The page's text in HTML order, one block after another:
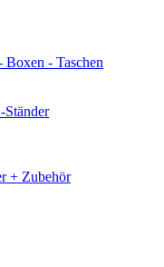
Boxen - Taschen
Ständer
+ Zubehör